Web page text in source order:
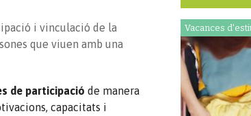
i vinculació de la
que viuen amb una
de participació de manera
capacitats i
Vacances